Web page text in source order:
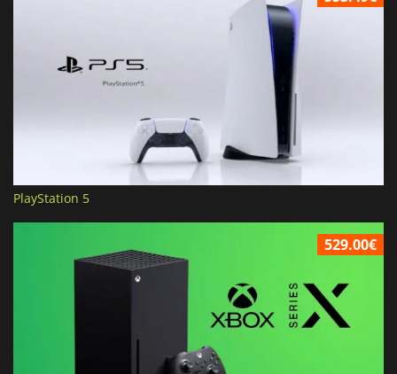
PlayStation 5
529.00€